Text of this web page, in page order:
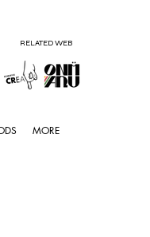
RELATED WEB
MORE